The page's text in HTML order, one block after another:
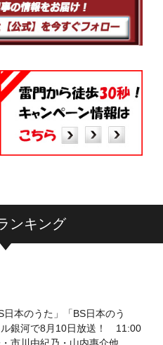
ンキング
日本のうた」「BS日本のう
ル銀河で8月10日放送！ 11:00